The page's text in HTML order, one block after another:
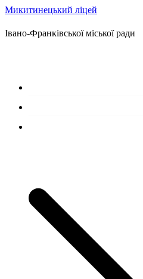
Микитинецький ліцей
Івано-Франківської міської ради